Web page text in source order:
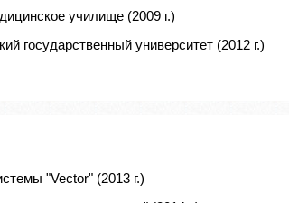
училище (2009 г.)
государственный университет (2012 г.)
"Vector" (2013 г.)